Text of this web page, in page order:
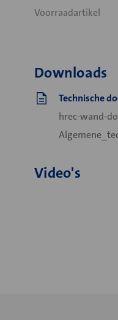
Voorraadartikel
Downloads
Technische
hrec-wand-
Video's